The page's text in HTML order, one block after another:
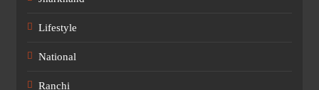
Lifestyle
National
Ranchi